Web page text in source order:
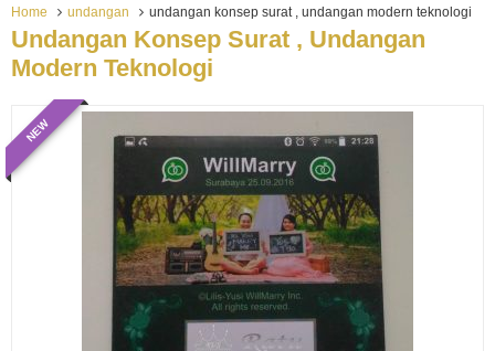
Home undangan undangan konsep surat , undangan modern teknologi
Undangan Konsep Surat , Undangan
Modern Teknologi
NEW